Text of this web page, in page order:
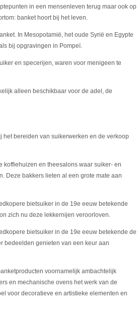
in een mensenleven terug maar ook op
banket hoort bij het leven.
In Mesopotamië, het oude Syrië en Egypte
bij opgravingen in Pompeï.
en specerijen, waren voor menigeen te
alleen beschikbaar voor de adel, de
bereiden van suikerwerken en de verkoop
koffiehuizen en theesalons waar suiker- en
Deze bakkers lieten al een grote mate aan
bietsuiker in de 19e eeuw betekende
zich nu deze lekkernijen veroorloven.
bietsuiker in de 19e eeuw betekende de
bedeelden genieten van een keur aan
voornamelijk ambachtelijk
en mechanische ovens het werk van de
voor decoratieve en artistieke elementen en